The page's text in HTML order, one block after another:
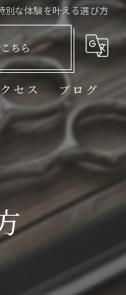
別な体験を叶える選び方
ちら
セス ブログ